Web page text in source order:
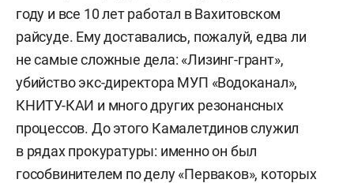
году и все 10 лет работал в Вахитовском
райсуде. Ему доставались, пожалуй, едва ли
не самые сложные дела: «Лизинг-грант»,
убийство экс-директора МУП «Водоканал»,
КНИТУ-КАИ и много других резонансных
процессов. До этого Камалетдинов служил
в рядах прокуратуры: именно он был
гособвинителем по делу «Перваков», которых